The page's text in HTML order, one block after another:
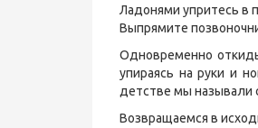
Ладонями упритесь в
Выпрямите
Одновременно
упираясь на руки и
детстве мы называли
Возвращаемся в